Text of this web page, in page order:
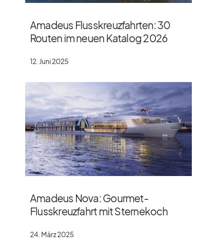
Amadeus Flusskreuzfahrten: 30
Routen im neuen Katalog 2026
12. Juni 2025
Amadeus Nova: Gourmet-
Flusskreuzfahrt mit Sternekoch
24. März 2025